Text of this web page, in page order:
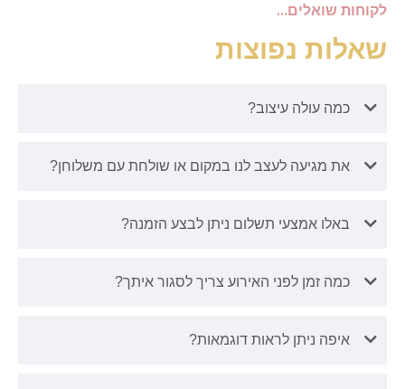
לקוחות שואלים...
שאלות נפוצות
כמה עולה עיצוב?
את מגיעה לעצב לנו במקום או שולחת עם משלוחן?
באלו אמצעי תשלום ניתן לבצע הזמנה?
כמה זמן לפני האירוע צריך לסגור איתך?
איפה ניתן לראות דוגמאות?